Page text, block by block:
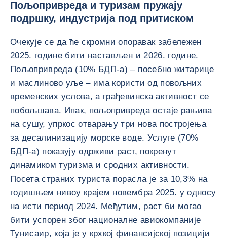
Пољопривреда и туризам пружају
подршку, индустрија под притиском
Очекује се да ће скромни опоравак забележен
2025. године бити настављен и 2026. године.
Пољопривреда (10% БДП-а) – посебно житарице
и маслиново уље – има користи од повољних
временских услова, а грађевинска активност се
побољшава. Ипак, пољопривреда остаје рањива
на сушу, упркос отварању три нова постројења
за десалинизацију морске воде. Услуге (70%
БДП-а) показују одрживи раст, покренут
динамиком туризма и сродних активности.
Посета страних туриста порасла је за 10,3% на
годишњем нивоу крајем новембра 2025. у односу
на исти период 2024. Међутим, раст би могао
бити успорен због националне авиокомпаније
Тунисаир, која је у крхкој финансијској позицији